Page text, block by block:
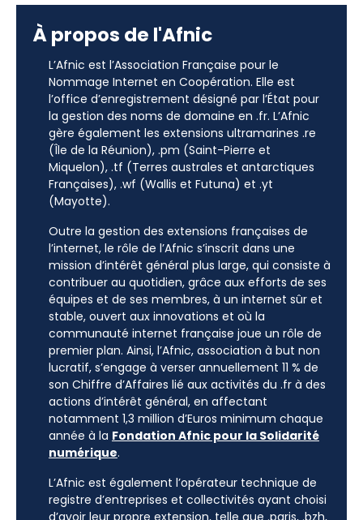
À propos de l'Afnic
L’Afnic est l’Association Française pour le
Nommage Internet en Coopération. Elle est
l’office d’enregistrement désigné par l’État pour
la gestion des noms de domaine en .fr. L’Afnic
gère également les extensions ultramarines .re
(Île de la Réunion), .pm (Saint-Pierre et
Miquelon), .tf (Terres australes et antarctiques
Françaises), .wf (Wallis et Futuna) et .yt
(Mayotte).
Outre la gestion des extensions françaises de
l’internet, le rôle de l’Afnic s’inscrit dans une
mission d’intérêt général plus large, qui consiste à
contribuer au quotidien, grâce aux efforts de ses
équipes et de ses membres, à un internet sûr et
stable, ouvert aux innovations et où la
communauté internet française joue un rôle de
premier plan. Ainsi, l’Afnic, association à but non
lucratif, s’engage à verser annuellement 11 % de
son Chiffre d’Affaires lié aux activités du .fr à des
actions d’intérêt général, en affectant
notamment 1,3 million d’Euros minimum chaque
année à la Fondation Afnic pour la Solidarité
numérique.
L’Afnic est également l’opérateur technique de
registre d’entreprises et collectivités ayant choisi
d’avoir leur propre extension, telle que .paris, .bzh,